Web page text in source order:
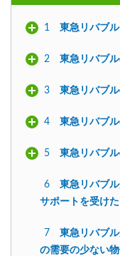
1 東急リバブ
2 東急リバブル
3 東急リバブ
4 東急リバブ
5 東急リバブ
6
東急リバブ
サポートを受けた
7
東急リバブ
の需要の少ない